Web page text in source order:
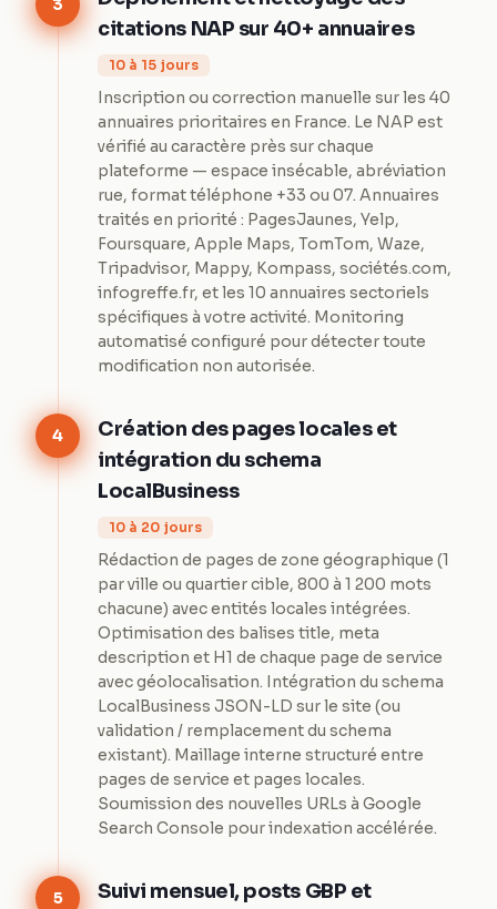
3
citations NAP sur 40+ annuaires
10 à 15 jours
Inscription ou correction manuelle sur les 40
annuaires prioritaires en France. Le NAP est
vérifié au caractère près sur chaque
plateforme — espace insécable, abréviation
rue, format téléphone +33 ou 07. Annuaires
traités en priorité : PagesJaunes, Yelp,
Foursquare, Apple Maps, TomTom, Waze,
Tripadvisor, Mappy, Kompass, sociétés.com,
infogreffe.fr, et les 10 annuaires sectoriels
spécifiques à votre activité. Monitoring
automatisé configuré pour détecter toute
modification non autorisée.
4
Création des pages locales et
intégration du schema
LocalBusiness
10 à 20 jours
Rédaction de pages de zone géographique (1
par ville ou quartier cible, 800 à 1 200 mots
chacune) avec entités locales intégrées.
Optimisation des balises title, meta
description et H1 de chaque page de service
avec géolocalisation. Intégration du schema
LocalBusiness JSON-LD sur le site (ou
validation / remplacement du schema
existant). Maillage interne structuré entre
pages de service et pages locales.
Soumission des nouvelles URLs à Google
Search Console pour indexation accélérée.
5
Suivi mensuel, posts GBP et